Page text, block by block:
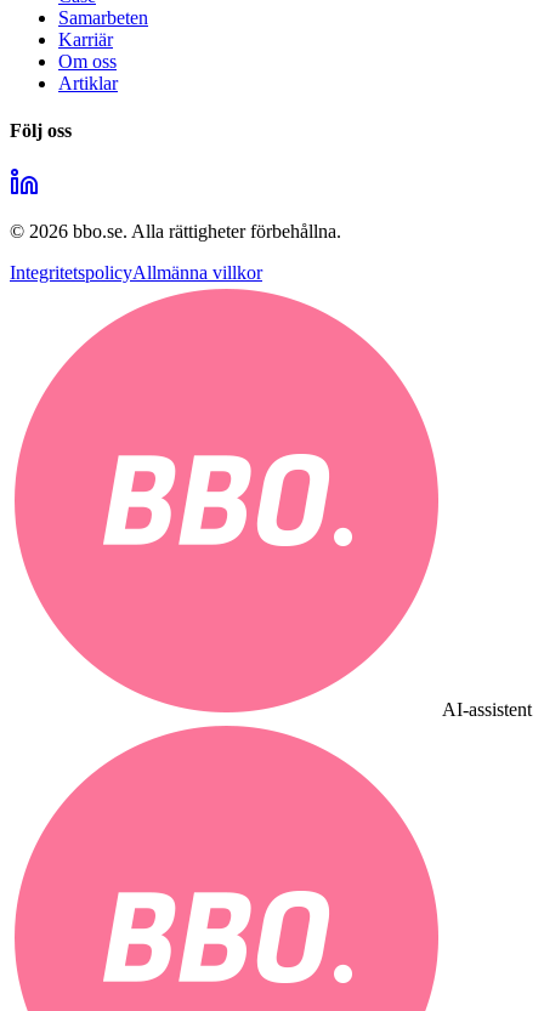
Samarbeten
Karriär
Om oss
Artiklar
Följ oss
© 2026 bbo.se. Alla rättigheter förbehållna.
IntegritetspolicyAllmänna villkor
AI-assistent